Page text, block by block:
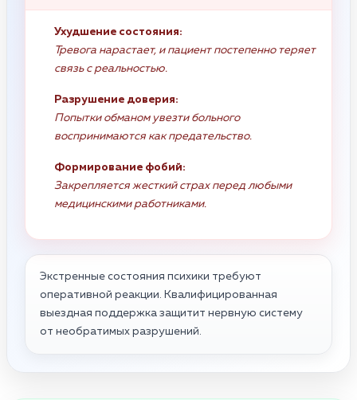
Ухудшение состояния:
Тревога нарастает, и пациент постепенно теряет
связь с реальностью.
Разрушение доверия:
Попытки обманом увезти больного
воспринимаются как предательство.
Формирование фобий:
Закрепляется жесткий страх перед любыми
медицинскими работниками.
Экстренные состояния психики требуют
оперативной реакции. Квалифицированная
выездная поддержка защитит нервную систему
от необратимых разрушений.